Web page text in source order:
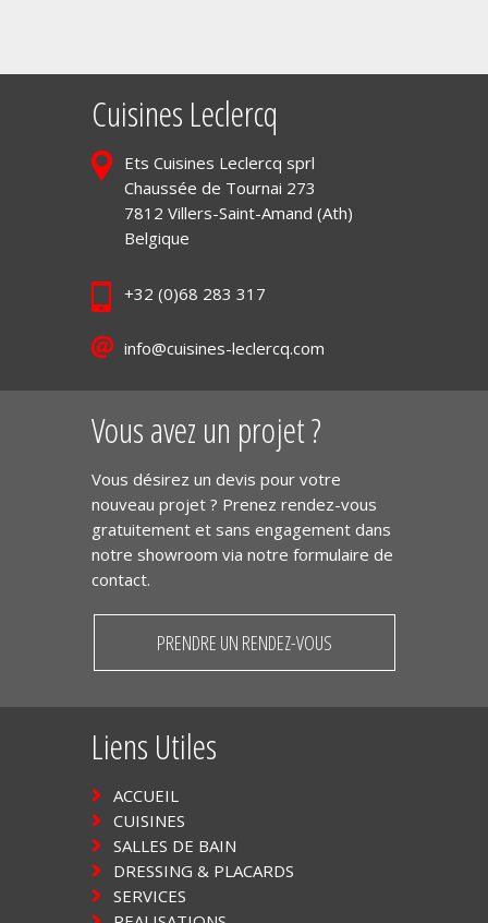
Cuisines Leclercq
Ets Cuisines Leclercq sprl
Chaussée de Tournai 273
7812 Villers-Saint-Amand (Ath)
Belgique
+32 (0)68 283 317
info@cuisines-leclercq.com
Vous avez un projet ?
Vous désirez un devis pour votre
nouveau projet ? Prenez rendez-vous
gratuitement et sans engagement dans
notre showroom via notre formulaire de
contact.
PRENDRE UN RENDEZ-VOUS
Liens Utiles
ACCUEIL
CUISINES
SALLES DE BAIN
DRESSING & PLACARDS
SERVICES